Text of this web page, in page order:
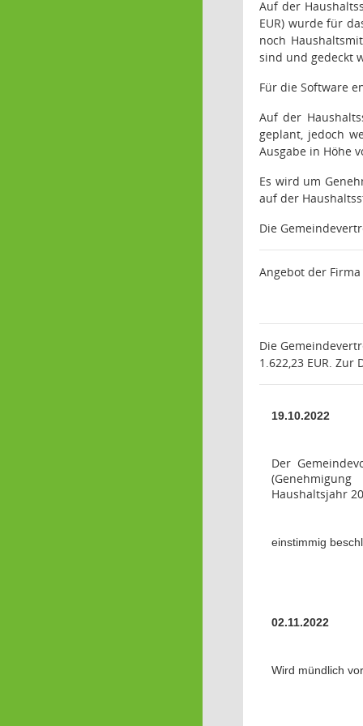
Auf der
EUR) wurde für
noch
sind und gedeckt
Für die Software
Auf der
geplant, jedoch
Ausgabe in Höhe
Es wird um
auf der
Die
Angebot der
Die
1.622,23 EUR.
19.10.2022
Der
Haushaltsjahr
einstimmig
02.11.2022
Wird mündlich